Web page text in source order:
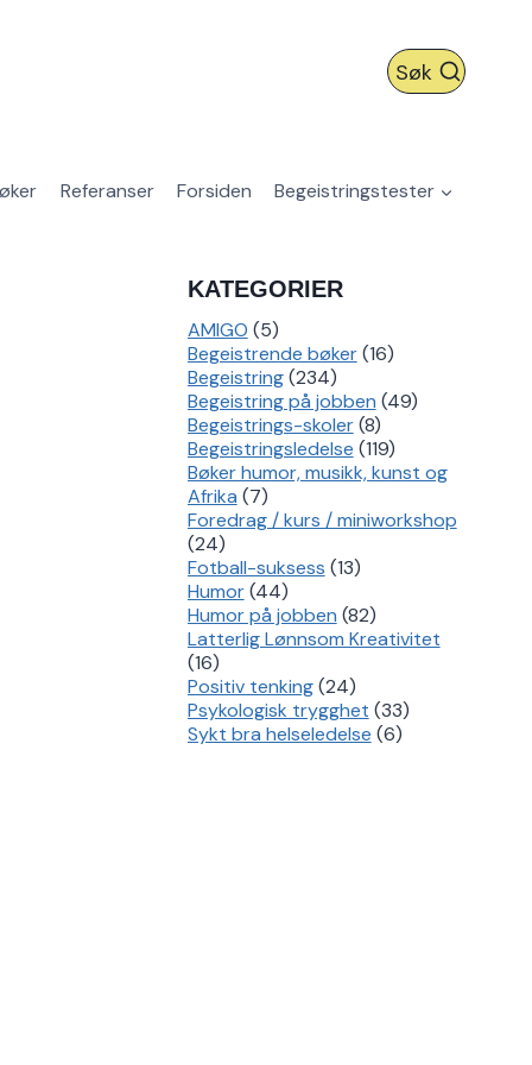
Søk
Referanser Forsiden Begeistringstester
KATEGORIER
AMIGO (5)
Begeistrende bøker(16)
Begeistring(234)
Begeistring på jobben (49)
Begeistrings-skoler(8)
Begeistringsledelse (119)
Bøker humor, musikk, kunst og
Afrika (7)
Foredrag / kurs / miniworkshop
(24)
Fotball-suksess (13)
Humor(44)
Humor på jobben (82)
Latterlig Lønnsom Kreativitet
(16)
Positiv tenking(24)
Psykologisk trygghet (33)
Sykt bra helseledelse (6)